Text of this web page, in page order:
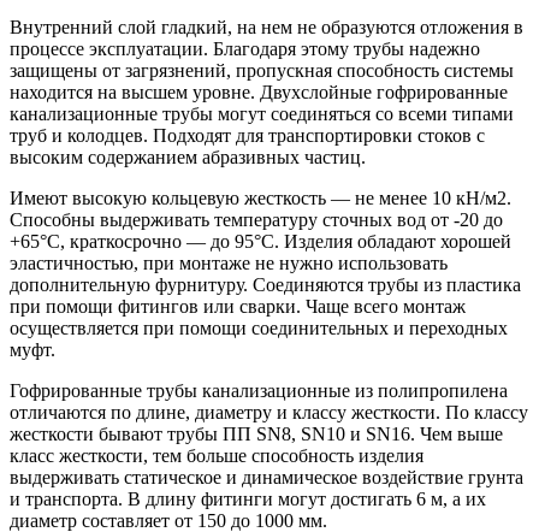
Внутренний слой гладкий, на нем не образуются отложения в
процессе эксплуатации. Благодаря этому трубы надежно
защищены от загрязнений, пропускная способность системы
находится на высшем уровне. Двухслойные гофрированные
канализационные трубы могут соединяться со всеми типами
труб и колодцев. Подходят для транспортировки стоков с
высоким содержанием абразивных частиц.
Имеют высокую кольцевую жесткость — не менее 10 кН/м2.
Способны выдерживать температуру сточных вод от -20 до
+65°С, краткосрочно — до 95°С. Изделия обладают хорошей
эластичностью, при монтаже не нужно использовать
дополнительную фурнитуру. Соединяются трубы из пластика
при помощи фитингов или сварки. Чаще всего монтаж
осуществляется при помощи соединительных и переходных
муфт.
Гофрированные трубы канализационные из полипропилена
отличаются по длине, диаметру и классу жесткости. По классу
жесткости бывают трубы ПП SN8, SN10 и SN16. Чем выше
класс жесткости, тем больше способность изделия
выдерживать статическое и динамическое воздействие грунта
и транспорта. В длину фитинги могут достигать 6 м, а их
диаметр составляет от 150 до 1000 мм.